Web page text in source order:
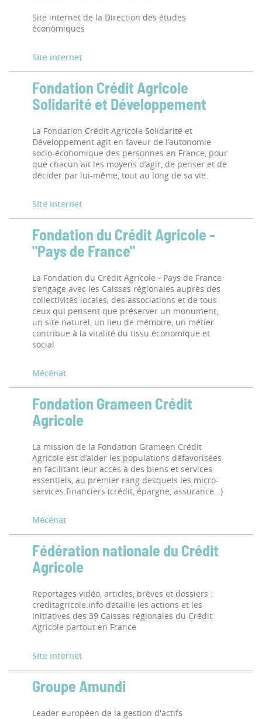
Site internet de la Direction des études
économiques
Site internet
Fondation Crédit Agricole
Solidarité et Développement
La Fondation Crédit Agricole Solidarité et
Développement agit en faveur de l’autonomie
socio-économique des personnes en France, pour
que chacun ait les moyens d’agir, de penser et de
décider par lui-même, tout au long de sa vie.
Site internet
Fondation du Crédit Agricole -
"Pays de France"
La Fondation du Crédit Agricole - Pays de France
s’engage avec les Caisses régionales auprès des
collectivités locales, des associations et de tous
ceux qui pensent que préserver un monument,
un site naturel, un lieu de mémoire, un métier
contribue à la vitalité du tissu économique et
social
Mécénat
Fondation Grameen Crédit
Agricole
La mission de la Fondation Grameen Crédit
Agricole est d’aider les populations défavorisées
en facilitant leur accès à des biens et services
essentiels, au premier rang desquels les micro-
services financiers (crédit, épargne, assurance…)
Mécénat
Fédération nationale du Crédit
Agricole
Reportages vidéo, articles, brèves et dossiers :
creditagricole.info détaille les actions et les
initiatives des 39 Caisses régionales du Crédit
Agricole partout en France
Site internet
Groupe Amundi
Leader européen de la gestion d'actifs